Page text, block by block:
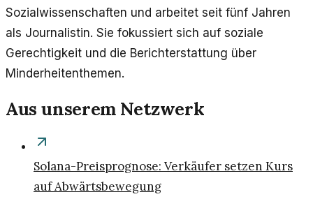
Sozialwissenschaften und arbeitet seit fünf Jahren
als Journalistin. Sie fokussiert sich auf soziale
Gerechtigkeit und die Berichterstattung über
Minderheitenthemen.
Aus unserem Netzwerk
Solana-Preisprognose: Verkäufer setzen Kurs
auf Abwärtsbewegung